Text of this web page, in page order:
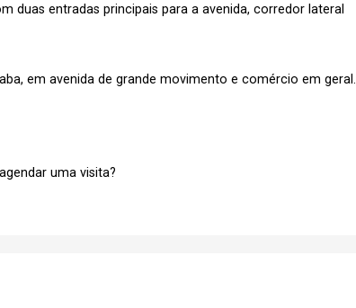
duas entradas principais para a avenida, corredor lateral
em avenida de grande movimento e comércio em geral.
uma visita?